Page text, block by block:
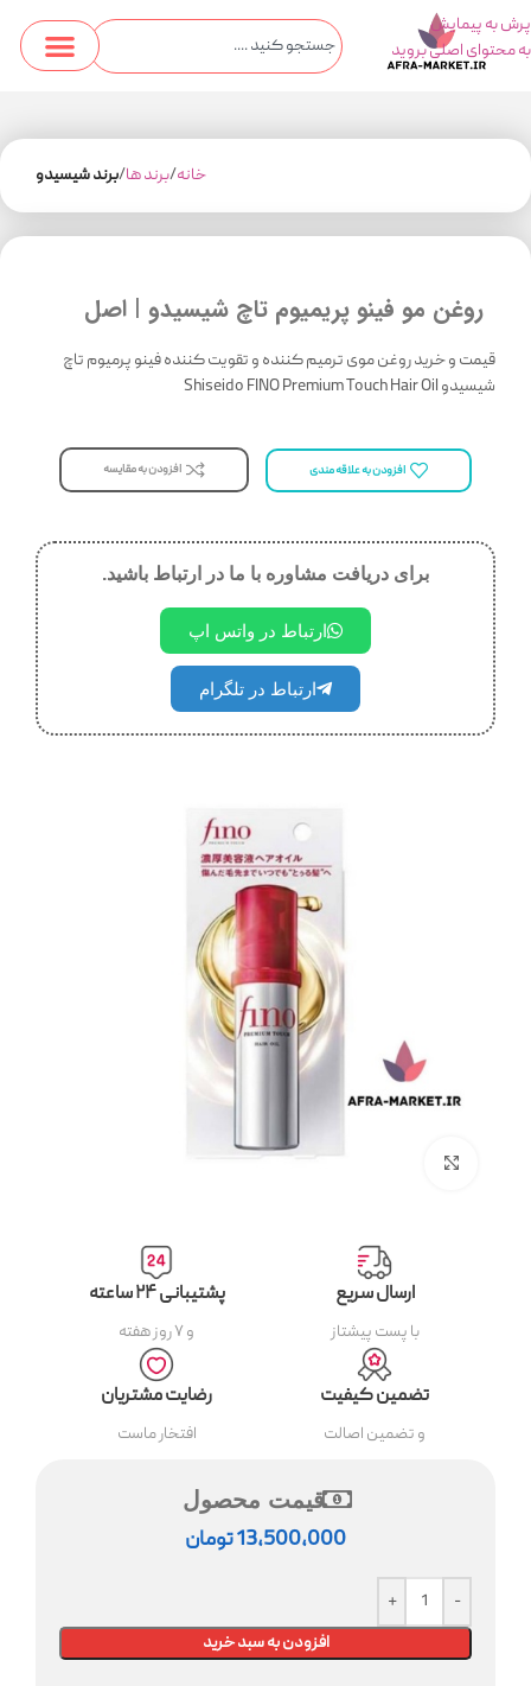
پرش به پیمایش
به محتوای اصلی بروید
خانه برند ها برند شیسیدو
روغن مو فینو پریمیوم تاچ شیسیدو | اصل
قیمت و خرید روغن موی ترمیم کننده و تقویت کننده فینو پرمیوم تاچ
شیسیدو Shiseido FINO Premium Touch Hair Oil
افزودن به علاقه مندی افزودن به مقایسه
برای دریافت مشاوره با ما در ارتباط باشید.
ارتباط در واتس اپ
ارتباط در تلگرام
ارسال سریع
با پست پیشتاز
پشتیبانی ۲۴ ساعته
و ۷ روز هفته
تضمین کیفیت
و تضمین اصالت
رضایت مشتریان
افتخار ماست
قیمت محصول
13,500,000تومان
افزودن به سبد خرید